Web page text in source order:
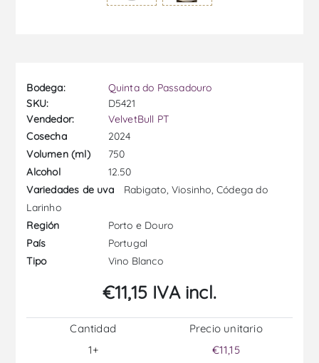
Bodega:
Quinta do Passadouro
SKU:
D5421
Vendedor:
VelvetBull PT
Cosecha
2024
Volumen (ml)
750
Alcohol
12.50
Variedades de uva
Rabigato, Viosinho, Códega do
Larinho
Región
Porto e Douro
País
Portugal
Tipo
Vino Blanco
€11,15 IVA incl.
Cantidad
1+
Precio unitario
€11,15